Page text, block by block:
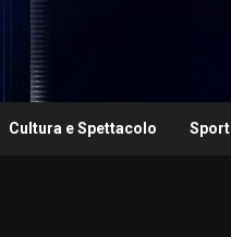
Cultura e Spettacolo Sport